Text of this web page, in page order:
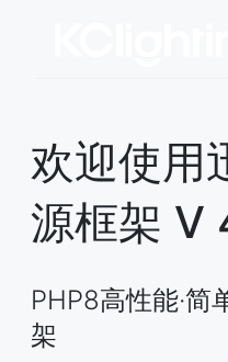
欢迎使用
源框架 V
PHP8高性能·简
架